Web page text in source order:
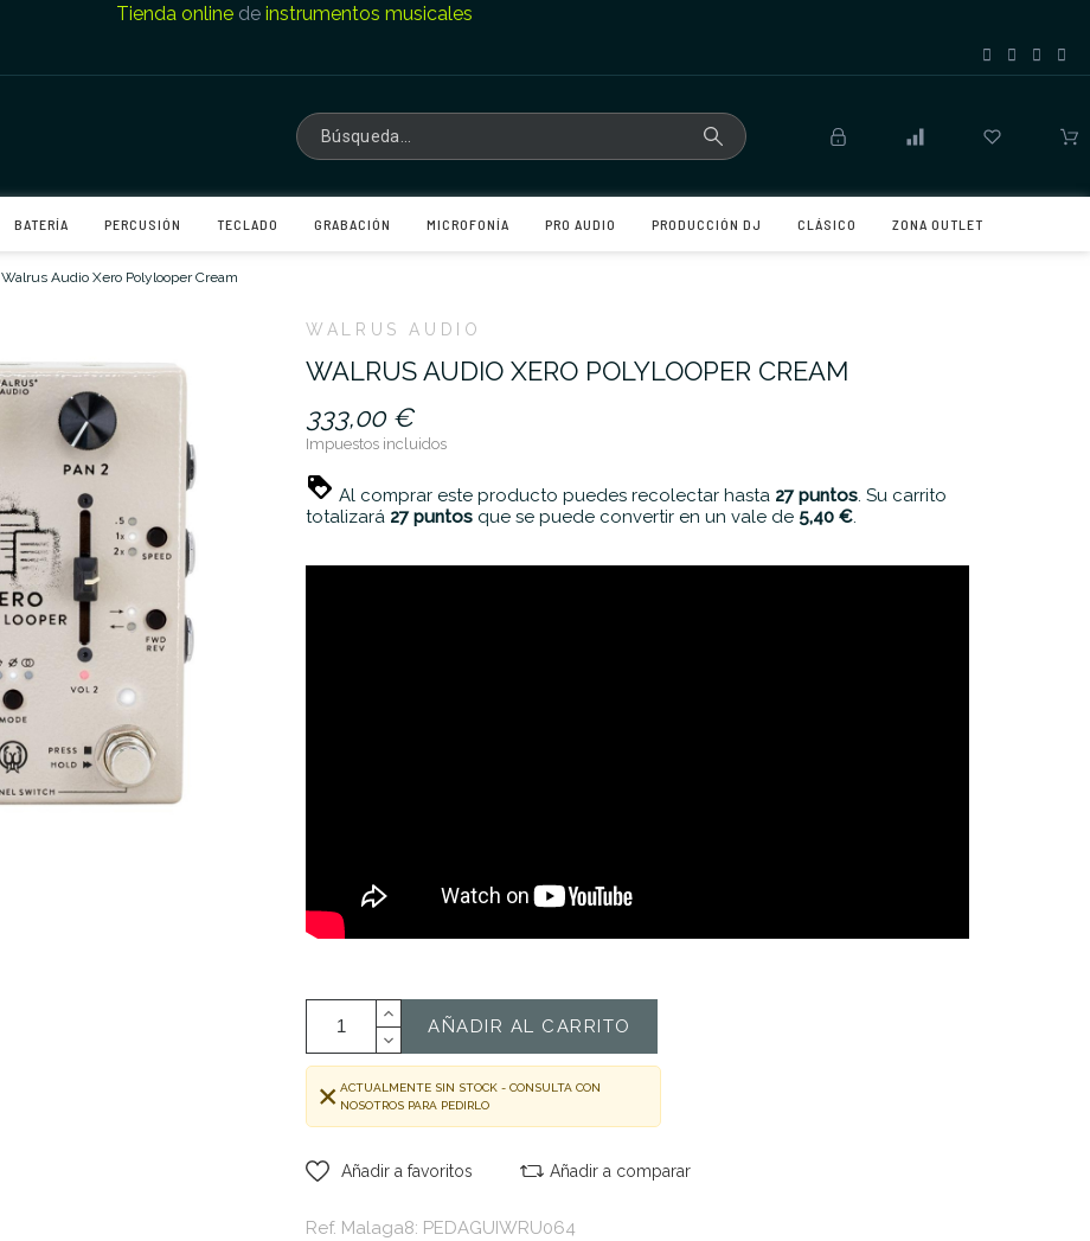
Tienda onlinede instrumentos musicales
BATERÍA PERCUSIÓN TECLADO GRABACIÓN MICROFONÍA PRO AUDIO PRODUCCIÓN DJ CLÁSICO ZONA OUTLET
Walrus Audio Xero Polylooper Cream
WALRUS AUDIO
WALRUS AUDIO XERO POLYLOOPER CREAM
333,00 €
Impuestos incluidos
Al comprar este producto puedes recolectar hasta 27 puntos. Su carrito
totalizará 27puntos que se puede convertir en un vale de 5,40 €.
AÑADIR AL CARRITO
ACTUALMENTE SIN STOCK - CONSULTA CON
NOSOTROS PARA PEDIRLO
Añadir a favoritos Añadir a comparar
Ref. Malaga8: PEDAGUIWRU064